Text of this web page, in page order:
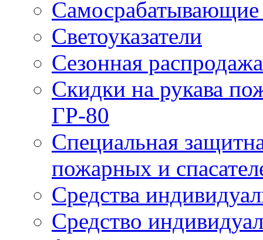
Самосрабатывающие
Светоуказатели
Сезонная
Скидки на рукава
ГР-80
Специальная
пожарных и
Средства
Средство